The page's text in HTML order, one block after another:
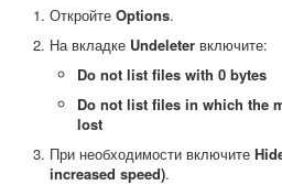
Откройте Options.
На вкладке Undeleter включите:
Do not list files with 0 bytes
Do not list files in which the
lost
При необходимости включите
increased speed).